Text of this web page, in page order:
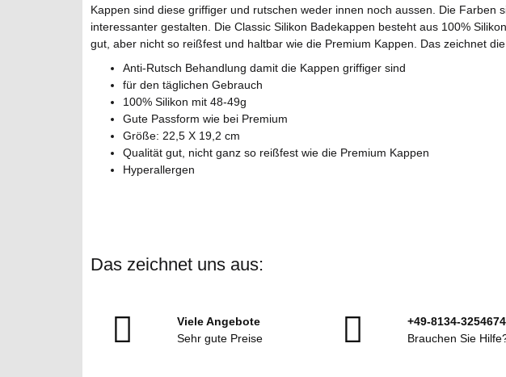
Kappen sind diese griffiger und rutschen weder innen noch aussen. Die
interessanter gestalten. Die Classic Silikon Badekappen besteht aus 100%
gut, aber nicht so reißfest und haltbar wie die Premium Kappen. Das zeichnet
Anti-Rutsch Behandlung damit die Kappen griffiger sind
für den täglichen Gebrauch
100% Silikon mit 48-49g
Gute Passform wie bei Premium
Größe: 22,5 X 19,2 cm
Qualität gut, nicht ganz so reißfest wie die Premium Kappen
Hyperallergen
Das zeichnet uns aus:
Viele Angebote
Sehr gute Preise
+49-8134-3254674
Brauchen Sie